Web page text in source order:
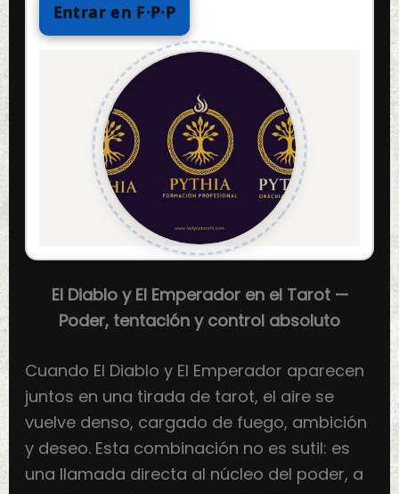
Entrar en F·P·P
El Diablo y El Emperador en el Tarot —
Poder, tentación y control absoluto
Cuando El Diablo y El Emperador aparecen
juntos en una tirada de tarot, el aire se
vuelve denso, cargado de fuego, ambición
y deseo. Esta combinación no es sutil: es
una llamada directa al núcleo del poder, a